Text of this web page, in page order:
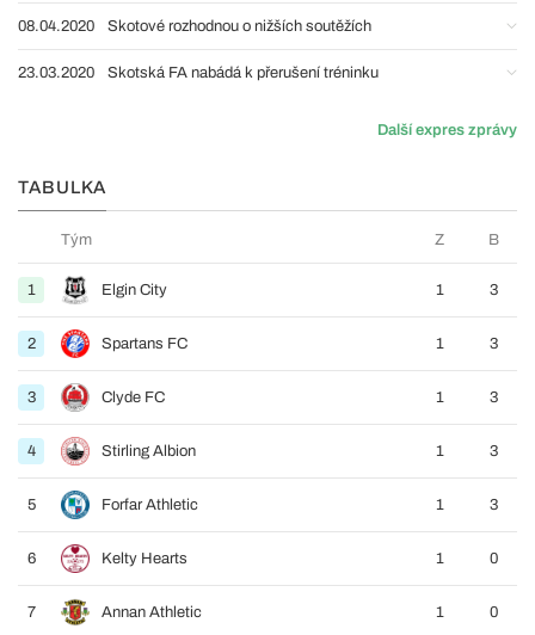
08.04.2020 Skotové rozhodnou o nižších soutěžích
23.03.2020 Skotská FA nabádá k přerušení tréninku
Další expres zprávy
TABULKA
Tým Z B
1 Elgin City 1 3
2 Spartans FC 1 3
3 Clyde FC 1 3
4 Stirling Albion 1 3
5 Forfar Athletic 1 3
6 Kelty Hearts 1 0
7 Annan Athletic 1 0